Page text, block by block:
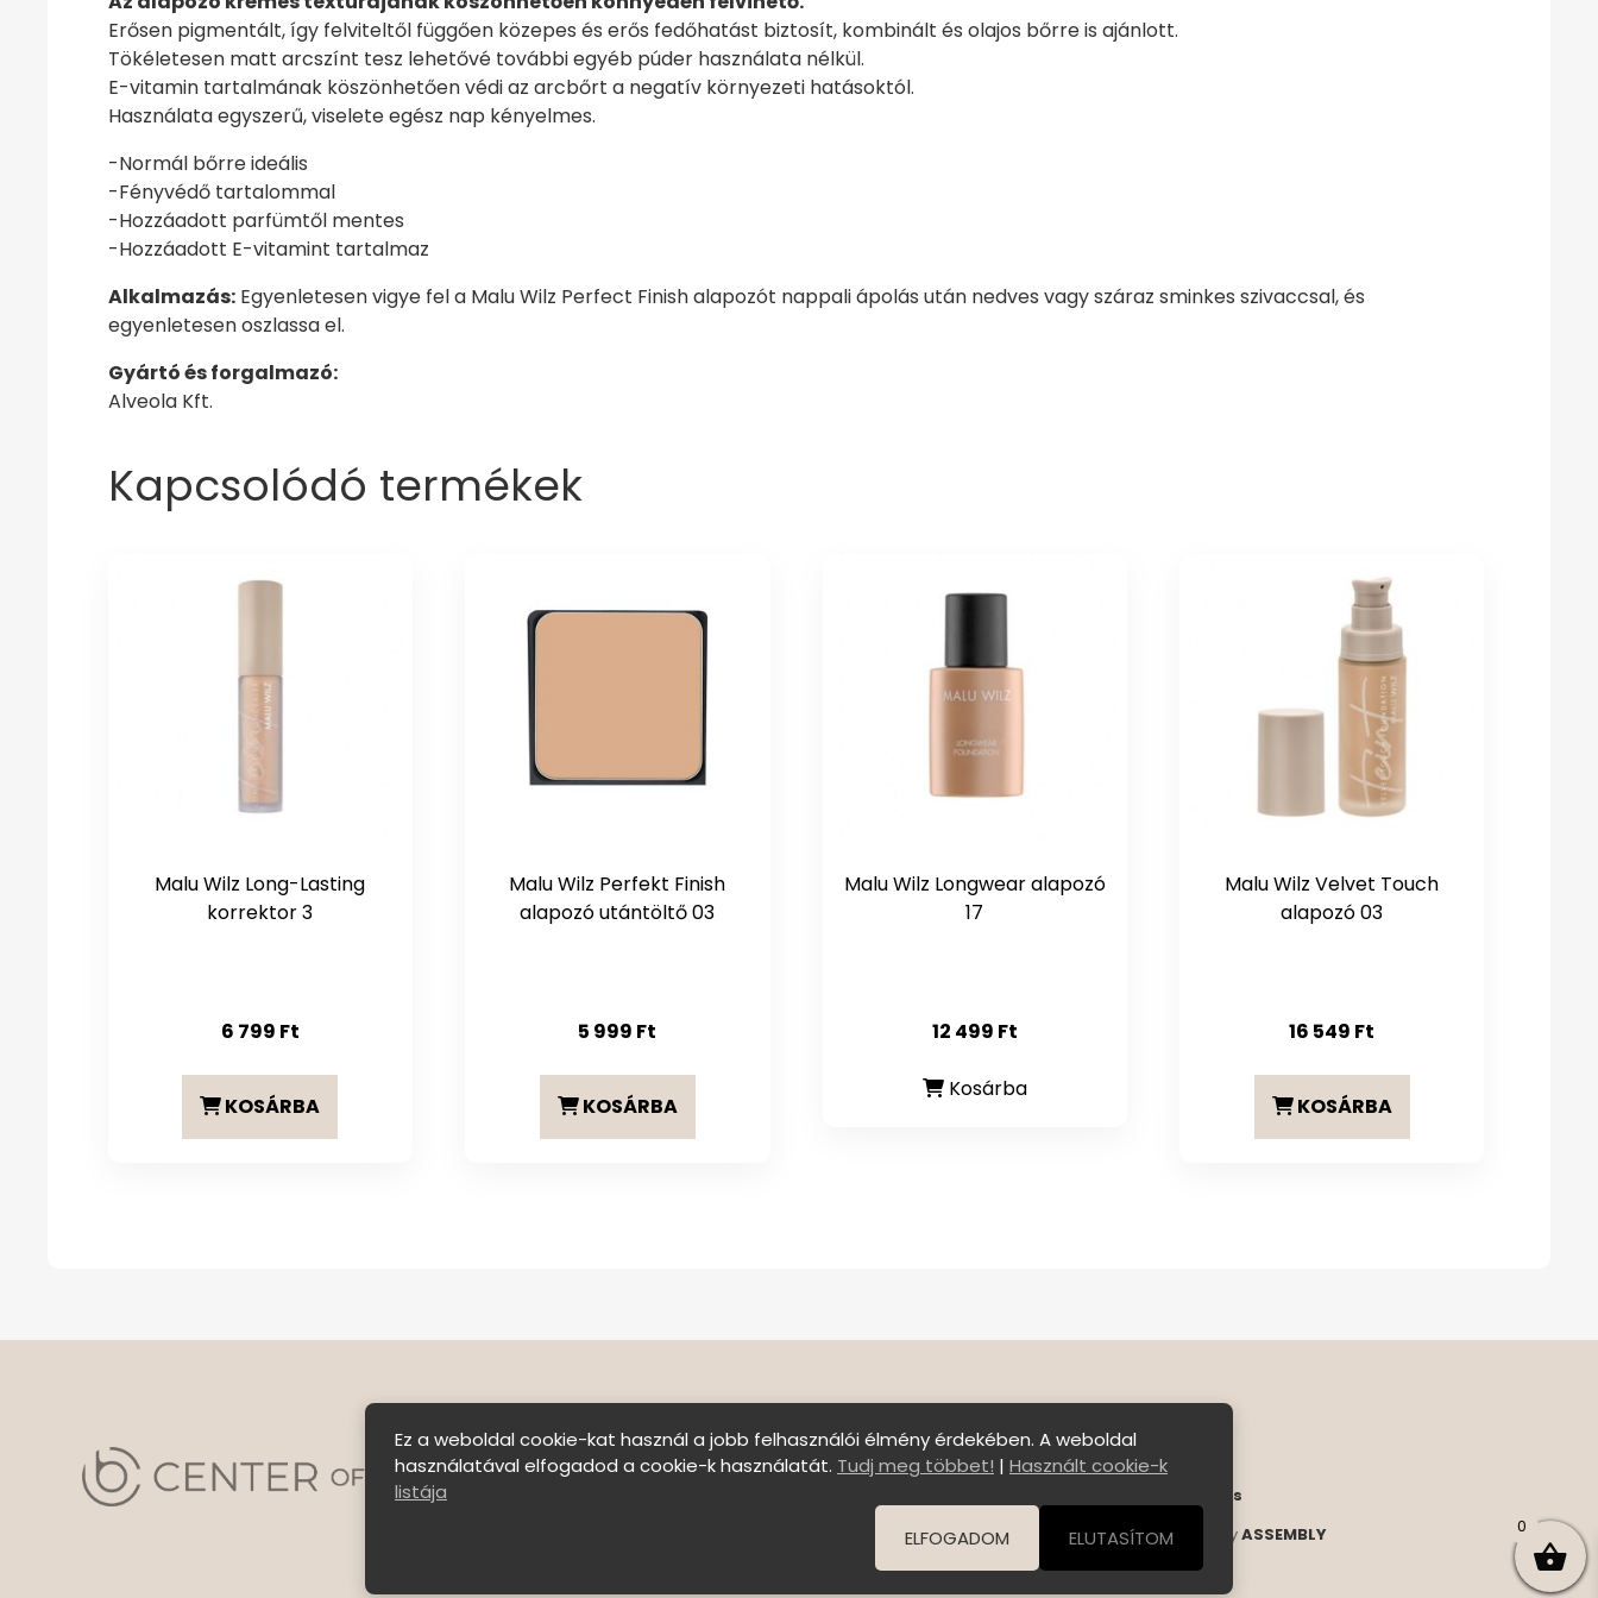
Erősen pigmentált, így felviteltől függően közepes és erős fedőhatást biztosít, kombinált és olajos bőrre is ajánlott.
Tökéletesen matt arcszínt tesz lehetővé további egyéb púder használata nélkül.
E-vitamin tartalmának köszönhetően védi az arcbőrt a negatív környezeti hatásoktól.
Használata egyszerű, viselete egész nap kényelmes.
-Normál bőrre ideális
-Fényvédő tartalommal
-Hozzáadott parfümtől mentes
-Hozzáadott E-vitamint tartalmaz
Alkalmazás:Egyenletesen vigye fel a Malu Wilz Perfect Finish alapozót nappali ápolás után nedves vagy száraz sminkes szivaccsal, és
egyenletesen oszlassa el.
Gyártó és forgalmazó:
Alveola Kft.
Kapcsolódó termékek
Malu Wilz Long-Lasting
korrektor 3
6 799 Ft
KOSÁRBA
Malu Wilz Perfekt Finish
alapozó utántöltő 03
5 999 Ft
KOSÁRBA
Malu Wilz Longwear alapozó
17
12 499 Ft
Kosárba
Malu Wilz Velvet Touch
alapozó 03
16 549 Ft
KOSÁRBA
Bejelentkezés
© Copyright 2026 C E N T E R o f B E A U T Y | All Rights Reserved. | Designed byASSEMBLY
Ez a weboldal cookie-kat használ a jobb felhasználói élmény érdekében. A weboldal
használatával elfogadod a cookie-k használatát. Tudj meg többet! | Használt cookie-k
listája
ELFOGADOM
ELUTASÍTOM 0